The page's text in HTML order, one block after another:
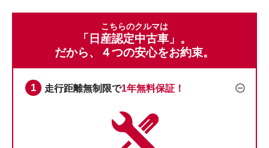
こちらのクルマは
「日産認定中古車」。
だから、４つの安心をお約束。
走行距離無制限で1年無料保証！